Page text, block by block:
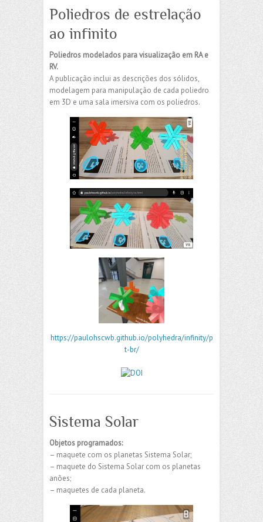
Poliedros de estrelação
ao infinito
Poliedros modelados para visualização em RA e
RV.
A publicação inclui as descrições dos sólidos,
modelagem para manipulação de cada poliedro
em 3D e uma sala imersiva com os poliedros.
https://paulohscwb.github.io/polyhedra/infinity/p
t-br/
Sistema Solar
Objetos programados:
– maquete com os planetas Sistema Solar;
– maquete do Sistema Solar com os planetas
anões;
– maquetes de cada planeta.